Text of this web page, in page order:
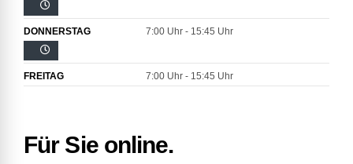
DONNERSTAG 7:00 Uhr - 15:45 Uhr
FREITAG 7:00 Uhr - 15:45 Uhr
Für Sie online.